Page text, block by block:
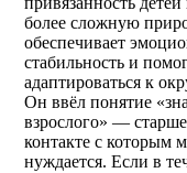
более сложную
обеспечивает
стабильность и
адаптироваться к
Он ввёл понятие
взрослого» —
контакте с которым
нуждается. Если в